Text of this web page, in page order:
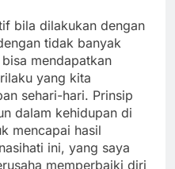
bila dilakukan dengan
tidak banyak
mendapatkan
yang kita
sehari-hari. Prinsip
dalam kehidupan di
mencapai hasil
ini, yang saya
memperbaiki diri